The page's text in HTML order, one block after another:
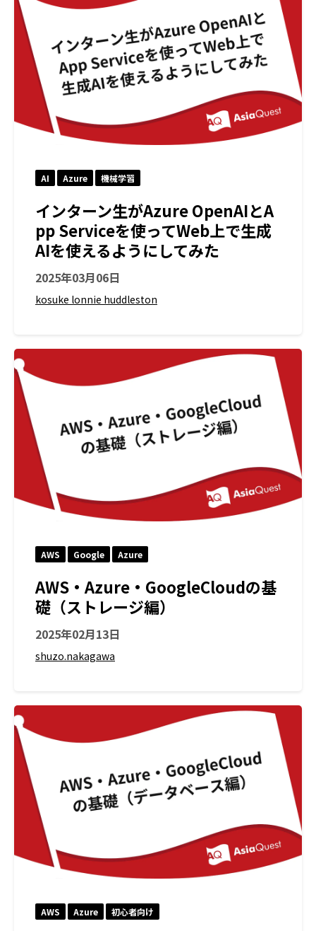
AI Azure 機械学習
インターン生がAzure OpenAIとA
pp Serviceを使ってWeb上で生成
AIを使えるようにしてみた
2025年03月06日
kosuke lonnie huddleston
AWS Google Azure
AWS・Azure・GoogleCloudの基
礎（ストレージ編）
2025年02月13日
shuzo.nakagawa
AWS Azure 初心者向け